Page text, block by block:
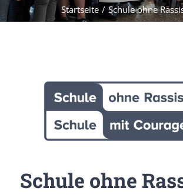
Startseite / Schule ohne
Schule ohne